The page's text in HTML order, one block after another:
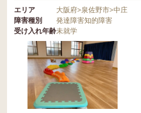
エリア 大阪府>泉佐野市>中庄
障害種別
発達障害知的障害
受け入れ年齢未就学